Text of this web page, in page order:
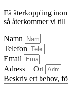
Få återkoppling
så återkommer vi till
Namn
Telefon
Email
Adress + Ort
Beskriv ert behov,